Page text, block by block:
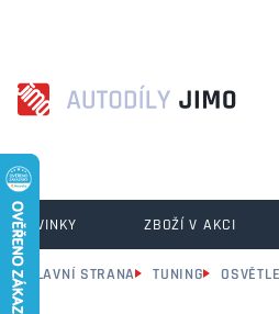
NOVINKY ZBOŽÍ V AKCI
HLAVNÍ STRANA TUNING